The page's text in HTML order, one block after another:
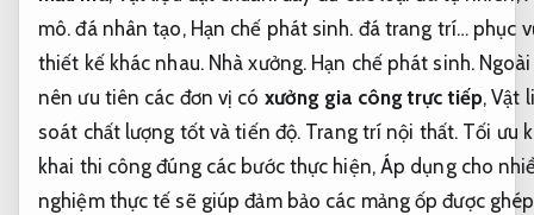
mô. đá nhân tạo, Hạn chế phát sinh. đá trang trí… phục
thiết kế khác nhau. Nhà xưởng. Hạn chế phát sinh.
nên ưu tiên các đơn vị có xưởng gia công trực tiếp,Vật
soát chất lượng tốt và tiến độ. Trang trí nội thất. Tối ưu
khai thi công đúng các bước thực hiện, Áp dụng cho
nghiệm thực tế sẽ giúp đảm bảo các mảng ốp được